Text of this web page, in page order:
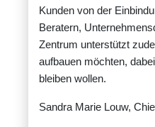
Kunden von der
Beratern,
Zentrum unterstützt
aufbauen möchten,
bleiben wollen.
Sandra Marie Louw,